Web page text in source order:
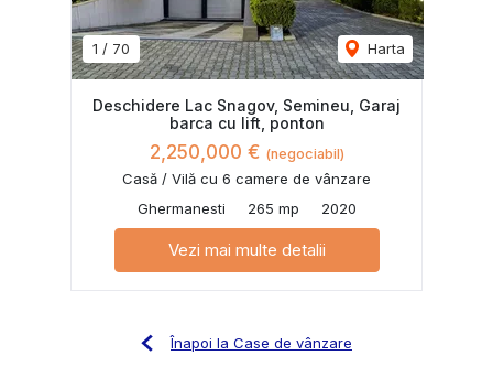
1 / 70 Harta
Deschidere Lac Snagov, Semineu, Garaj
barca cu lift, ponton
2,250,000 € (negociabil)
Casă / Vilă cu 6 camere de vânzare
Ghermanesti
265 mp 2020
Vezi mai multe detalii
Înapoi la Case de vânzare